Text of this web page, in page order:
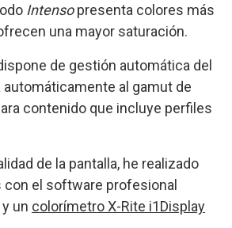
Intensopresenta colores más
una mayor saturación.
de gestión automática del
al gamut de
contenido que incluye perfiles
de la pantalla, he realizado
con el software profesional
y un colorímetro X-Rite i1Display